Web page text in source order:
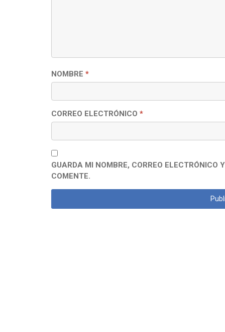
NOMBRE *
CORREO ELECTRÓNICO *
GUARDA MI NOMBRE, CORREO ELECTRÓNICO
COMENTE.